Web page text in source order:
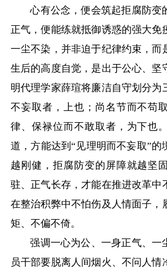
心有公念，便会筑起拒腐防变
正气，便能练就抵御诱惑的强大免
一尘不染，并非迫于纪律约束，而
生后的高度自觉，是出于公心、坚
明代理学家薛瑄将廉洁自守划分为
不妄取者，上也；尚名节而不苟
律、保禄位而不敢取者，为下也
道，方能达到“见理明而不妄取”的
越刚健，拒腐防变的屏障就越坚
驻、正气长存，才能在推进改革中
在整治积弊中不怕伤及人情面子，
矩、不偏不倚。
强调一心为公、一身正气、一
员干部要脱离人间烟火、不问人情